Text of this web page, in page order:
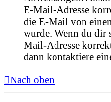
E-Mail-Adresse
die E-Mail von
wurde. Wenn du dir
Mail-Adresse
dann kontaktiere
Nach oben